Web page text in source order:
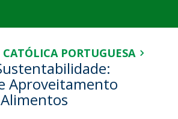
PORTUGUESA
Aproveitamento